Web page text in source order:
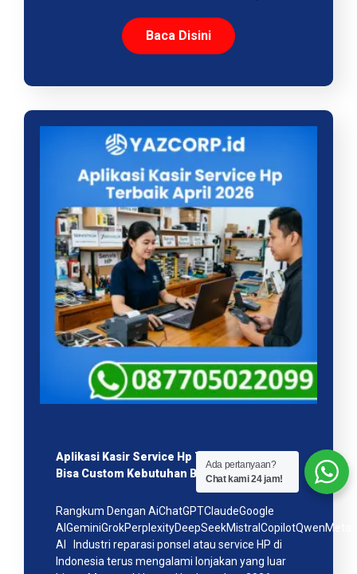
Baca Disini
Aplikasi Kasir Service Hp Terbaik April 2026
Bisa Custom Kebutuhan Bisnis Anda!
Rangkum Dengan AiChatGPTClaudeGoogle
AIGeminiGrokPerplexityDeepSeekMistralCopilotQwenMeta
AI Industri reparasi ponsel atau service HP di
Indonesia terus mengalami lonjakan yang luar
Ada pertanyaan?
Chat kami 24 jam!